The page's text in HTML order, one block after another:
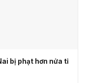
bị phạt hơn nửa tỉ